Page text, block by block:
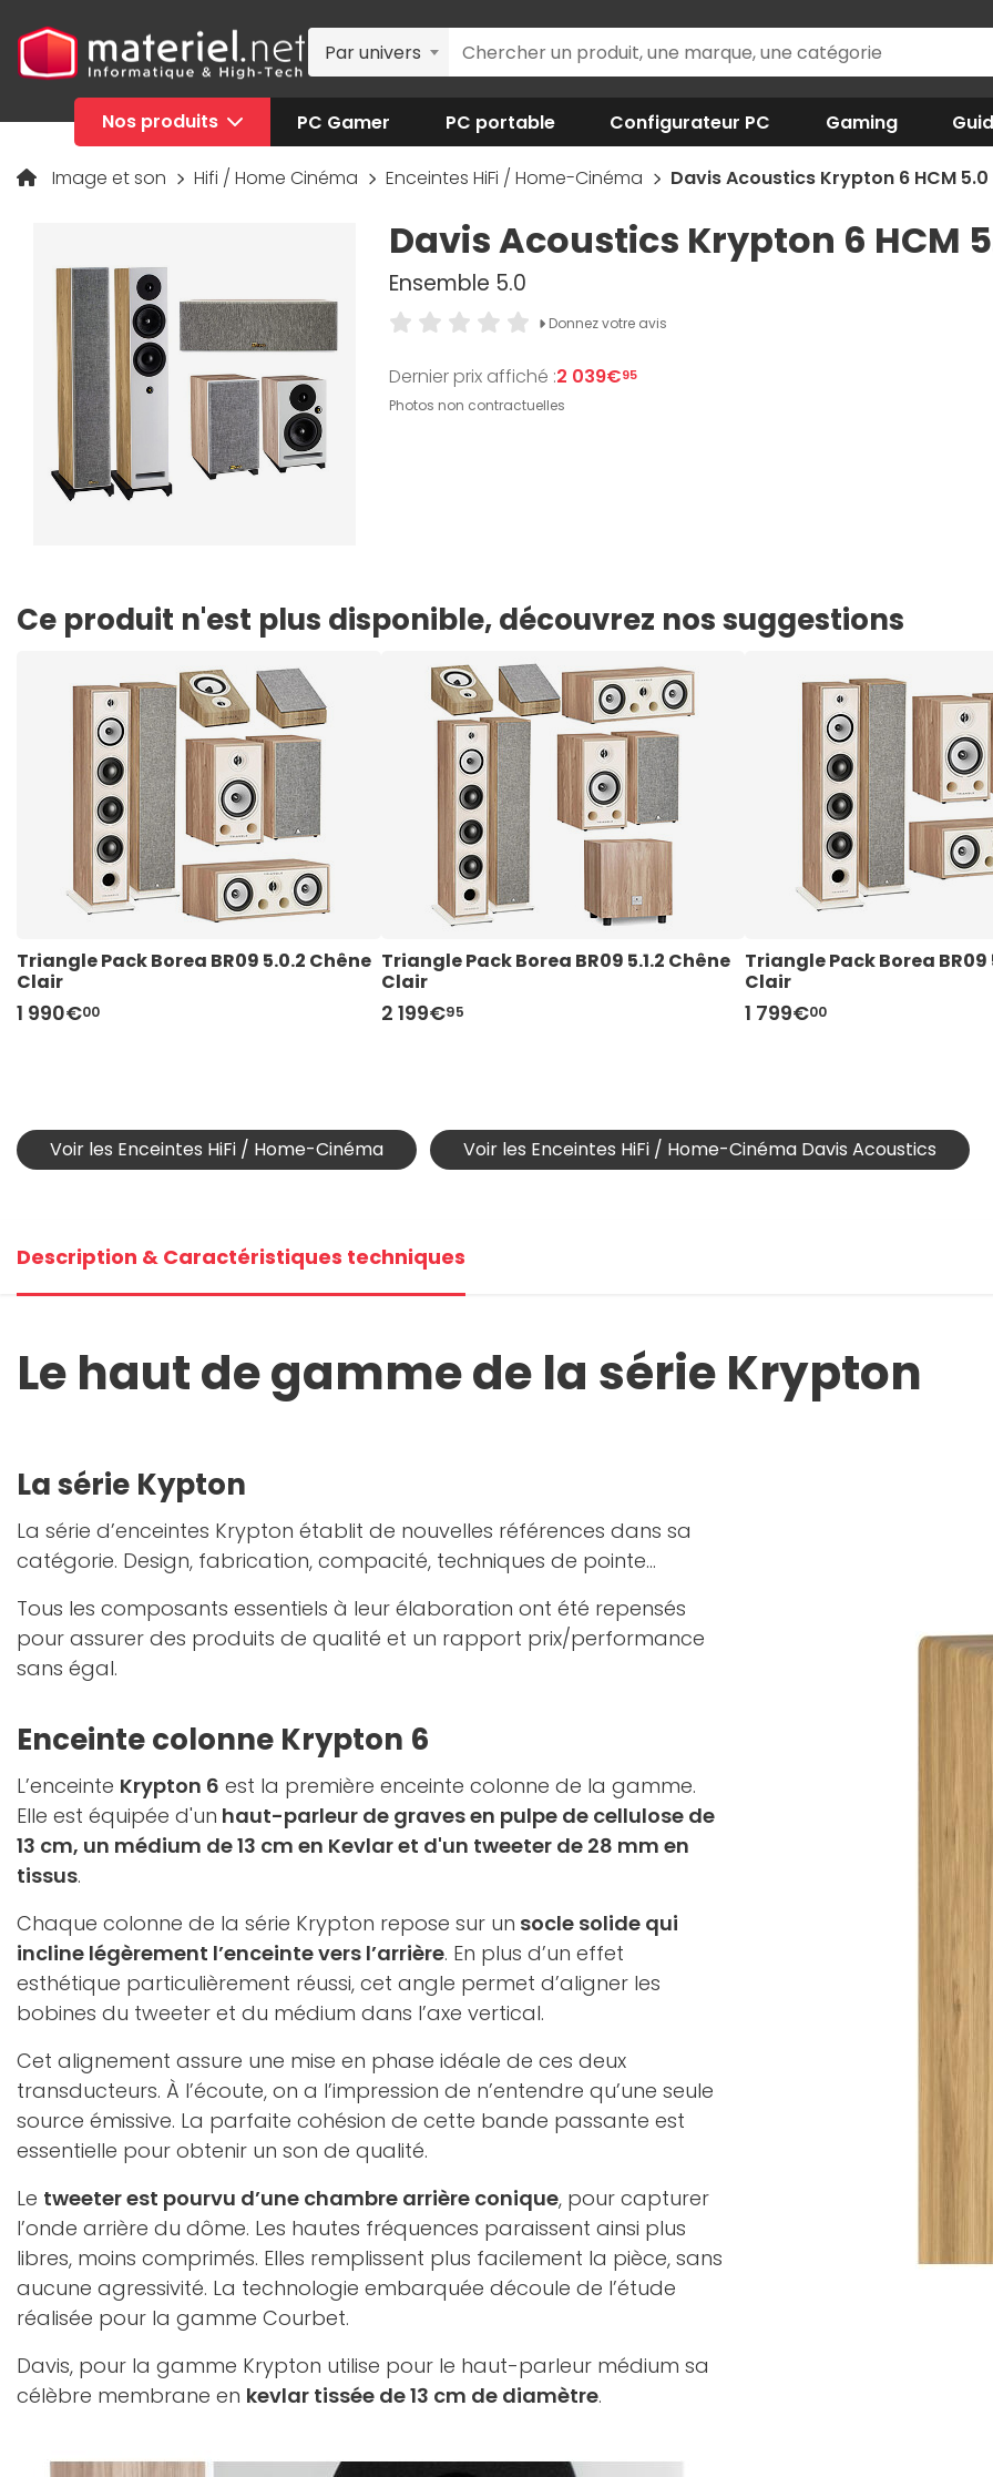
Par univers
Nos produits PC Gamer PC portable Configurateur PC Gaming
Image et son Hifi / Home Cinéma Enceintes HiFi / Home-Cinéma Davis Acoustics Krypton 6 HCM
Davis Acoustics Krypton 6 HCM
Ensemble 5.0
Donnez votre avis
Dernier prix affiché :2 039€95
Photos non contractuelles
Ce produit n'est plus disponible, découvrez nos suggestions
Triangle Pack Borea BR09 5.0.2 Chêne
Clair
1 990€00
Triangle Pack Borea BR09 5.1.2 Chêne
Clair
2 199€95
Triangle Pack Borea BR09
Clair
1 799€00
Voir les Enceintes HiFi / Home-Cinéma Voir les Enceintes HiFi / Home-Cinéma Davis Acoustics
Description & Caractéristiques techniques
Le haut de gamme de la série Krypton
La série Kypton
La série d’enceintes Krypton établit de nouvelles références dans sa
catégorie. Design, fabrication, compacité, techniques de pointe…
Tous les composants essentiels à leur élaboration ont été repensés
pour assurer des produits de qualité et un rapport prix/performance
sans égal.
Enceinte colonne Krypton 6
L’enceinte Krypton 6 est la première enceinte colonne de la gamme.
Elle est équipée d'un haut-parleur de graves en pulpe de cellulose de
13 cm, un médium de 13 cm en Kevlar et d'un tweeter de 28 mm en
tissus.
Chaque colonne de la série Krypton repose sur un socle solide qui
incline légèrement l’enceinte vers l’arrière. En plus d’un effet
esthétique particulièrement réussi, cet angle permet d’aligner les
bobines du tweeter et du médium dans l’axe vertical.
Cet alignement assure une mise en phase idéale de ces deux
transducteurs. À l’écoute, on a l’impression de n’entendre qu’une seule
source émissive. La parfaite cohésion de cette bande passante est
essentielle pour obtenir un son de qualité.
Le tweeter est pourvu d’une chambre arrière conique, pour capturer
l’onde arrière du dôme. Les hautes fréquences paraissent ainsi plus
libres, moins comprimés. Elles remplissent plus facilement la pièce, sans
aucune agressivité. La technologie embarquée découle de l’étude
réalisée pour la gamme Courbet.
Davis, pour la gamme Krypton utilise pour le haut-parleur médium sa
célèbre membrane en kevlar tissée de 13 cm de diamètre.